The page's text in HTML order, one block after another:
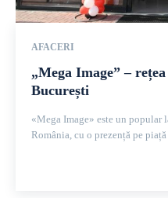
AFACERI
„Mega Image” –
București
«Mega Image» este un popular
România, cu o prezență pe piață